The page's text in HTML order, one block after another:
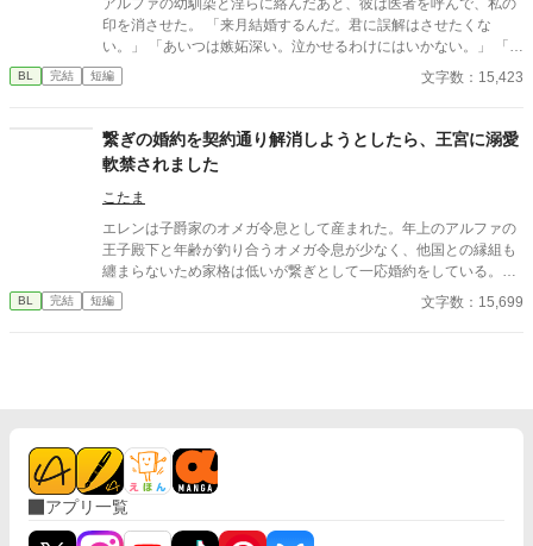
アルファの幼馴染と淫らに絡んだあと、彼は医者を呼んで、私の
印を消させた。 「来月結婚するんだ。君に誤解はさせたくな
い。」 「あいつは嫉妬深い。泣かせるわけにはいかない。」 「君
ももう年頃の残り物のオメガだろ？ 俺の印をつけたまま、他の
アルファとお見合いするなんてありえない。」 彼は冷たく、けれ
す。 「長い間、俺に従ってきたんだから、君を傷つけたりはしな
い。」 「結婚の日には招待状を送る。必ず来て、席につけよ。」
--- いくつかのコメントを拝見し、大変申し訳なく思っておりま
す。 私は現在日本語を勉強しており、この文章はAI作品ではあり
ませんが、 一部に翻訳ソフトを使用しています。 もし読んでくだ
さる中で日本語のおかしな点をご指摘いただけましたら、 本当に
ありがたく思います。
BL 完結 短編 文字数：15,423
繋ぎの婚約を契約通り解消しようとしたら、王宮に溺愛
軟禁されました
こたま
エレンは子爵家のオメガ令息として産まれた。年上のアルファの
王子殿下と年齢が釣り合うオメガ令息が少なく、他国との縁組も
纏まらないため家格は低いが繋ぎとして一応婚約をしている。王
子のことは兄のように慕っており、初恋の人ではあるけれど、契
約終了時期か王子に想い人が現れた時には解消されるものと考え
BL 完結 短編 文字数：15,699
アプリ一覧